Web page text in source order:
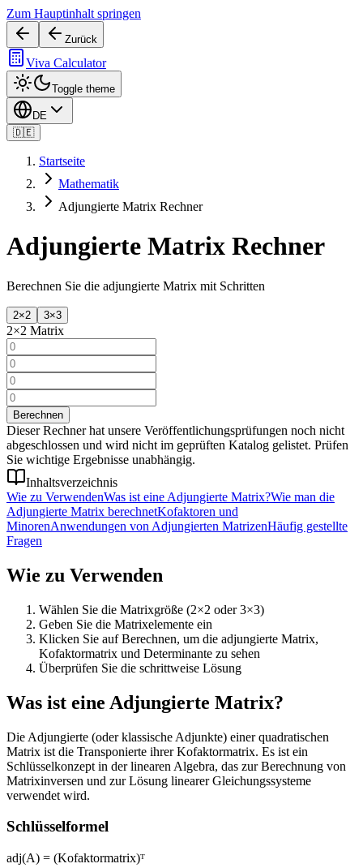
Zum Hauptinhalt springen
Zurück
Viva Calculator
Toggle theme
DE
🇩🇪
Startseite
Mathematik
Adjungierte Matrix Rechner
Adjungierte Matrix Rechner
Berechnen Sie die adjungierte Matrix mit Schritten
2×2 3×3
2×2 Matrix
Berechnen
Dieser Rechner hat unsere Veröffentlichungsprüfungen noch nicht
abgeschlossen und wird nicht im geprüften Katalog gelistet. Prüfen
Sie wichtige Ergebnisse unabhängig.
Inhaltsverzeichnis
Wie zu VerwendenWas ist eine Adjungierte Matrix?Wie man die
Adjungierte Matrix berechnetKofaktoren und
MinorenAnwendungen von Adjungierten MatrizenHäufig gestellte
Fragen
Wie zu Verwenden
Wählen Sie die Matrixgröße (2×2 oder 3×3)
Geben Sie die Matrixelemente ein
Klicken Sie auf Berechnen, um die adjungierte Matrix,
Kofaktormatrix und Determinante zu sehen
Überprüfen Sie die schrittweise Lösung
Was ist eine Adjungierte Matrix?
Die Adjungierte (oder klassische Adjunkte) einer quadratischen
Matrix ist die Transponierte ihrer Kofaktormatrix. Es ist ein
Schlüsselkonzept in der linearen Algebra, das zur Berechnung von
Matrixinversen und zur Lösung linearer Gleichungssysteme
verwendet wird.
Schlüsselformel
adj(A) = (Kofaktormatrix)ᵀ